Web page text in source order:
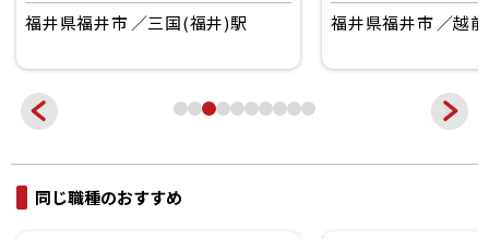
福井県福井市 三国(福井)駅 福井県福井市 越
同じ職種のおすすめ